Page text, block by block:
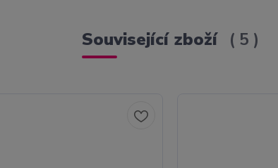
Související zboží 5